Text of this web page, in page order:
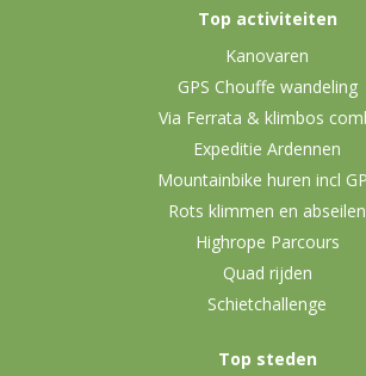
Top activiteiten
Kanovaren
GPS Chouffe wandeling
Via Ferrata & klimbos
Expeditie Ardennen
Mountainbike huren incl
Rots klimmen en abseilen
Highrope Parcours
Quad rijden
Schietchallenge
Top steden